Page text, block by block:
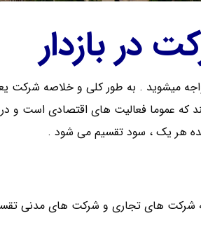
در بازدار
که عموما فعالیت های اقتصادی است و
هر یک ، سود تقسیم می شود .